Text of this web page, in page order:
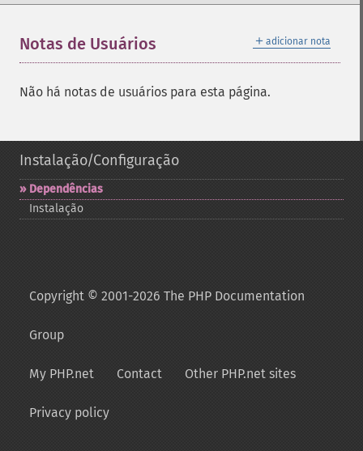
＋ adicionar nota
Notas de Usuários
Não há notas de usuários para esta página.
Instalação/Configuração
Dependências
Instalação
Copyright © 2001-2026 The PHP Documentation
Group
My PHP.net Contact Other PHP.net sites
Privacy policy